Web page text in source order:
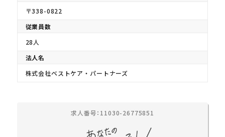
〒338-0822
従業員数
28人
法人名
株式会社ベストケア・パートナーズ
求人番号：11030-26775851